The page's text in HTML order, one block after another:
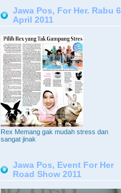
Jawa Pos, For Her. Rabu 6
April 2011
Rex Memang gak mudah stress dan
sangat jinak
Jawa Pos, Event For Her
Road Show 2011